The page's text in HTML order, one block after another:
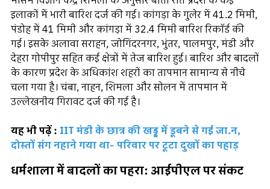
इलाकों में भारी बारिश दर्ज की गई। कांगड़ा के गुलेर में 41.2 मिमी,
पंडोह में 41 मिमी और कांगड़ा में 32.4 मिमी बारिश रिकॉर्ड की
गई। इसके अलावा सराहन, जोगिंदरनगर, भुंतर, पालमपुर, मंडी और
देहरा गोपीपुर सहित कई क्षेत्रों में तेज बारिश हुई। बारिश और बादलों
के कारण प्रदेश के अधिकांश शहरों का तापमान सामान्य से नीचे
चला गया है। चंबा, नाहन, शिमला और सोलन में तापमान में
उल्लेखनीय गिरावट दर्ज की गई है।
यह भी पढ़ें : IIT मंडी के छात्र की खड्ड में डूबने से गई जा.न,
दोस्तों संग नहाने गया था- परिवार पर टूटा दुखों का पहाड़
धर्मशाला में बादलों का पहरा: आईपीएल पर संकट